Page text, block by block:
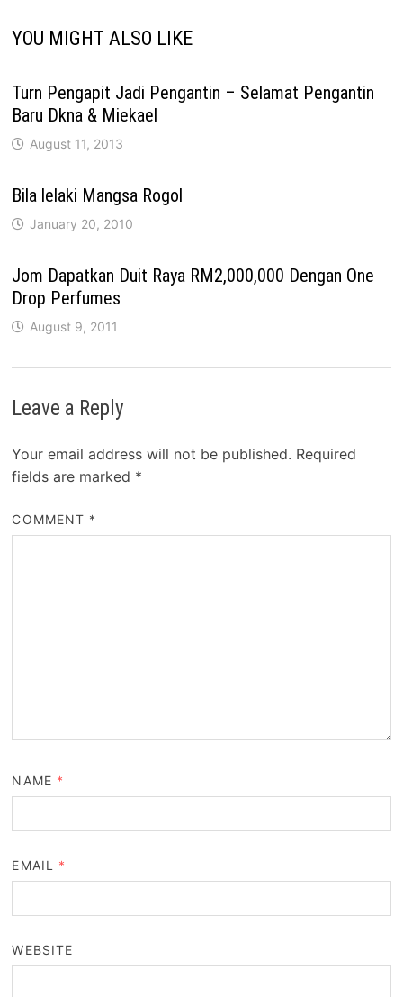
YOU MIGHT ALSO LIKE
Turn Pengapit Jadi Pengantin – Selamat Pengantin
Baru Dkna & Miekael
August 11, 2013
Bila lelaki Mangsa Rogol
January 20, 2010
Jom Dapatkan Duit Raya RM2,000,000 Dengan One
Drop Perfumes
August 9, 2011
Leave a Reply
Your email address will not be published. Required
fields are marked *
COMMENT *
NAME *
EMAIL *
WEBSITE